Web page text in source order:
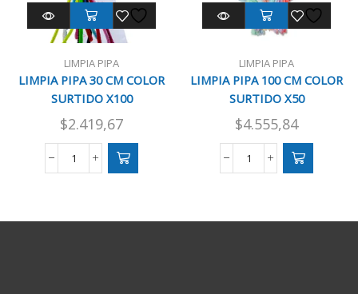
LIMPIA PIPA
LIMPIA PIPA 30 CM COLOR
SURTIDO X100
$2.419,67
LIMPIA
COLOR
LIMPIA PIPA
LIMPIA PIPA 100 CM COLOR
SURTIDO X50
$4.555,84
LIMPIA
COLOR